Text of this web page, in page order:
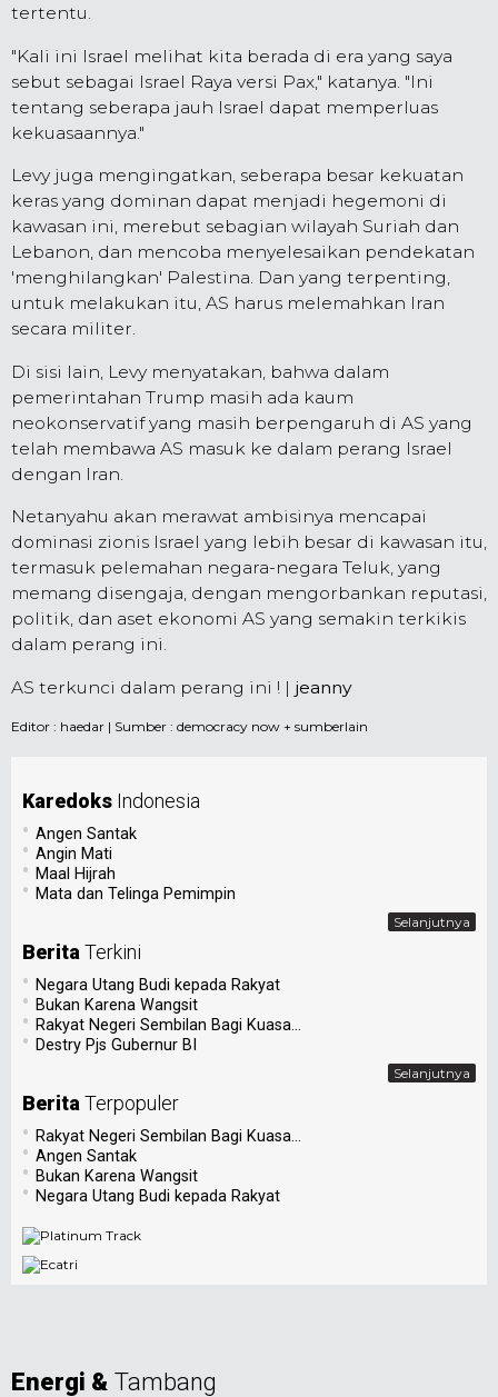
tertentu.
"Kali ini Israel melihat kita berada di era yang saya
sebut sebagai Israel Raya versi Pax," katanya. "Ini
tentang seberapa jauh Israel dapat memperluas
kekuasaannya."
Levy juga mengingatkan, seberapa besar kekuatan
keras yang dominan dapat menjadi hegemoni di
kawasan ini, merebut sebagian wilayah Suriah dan
Lebanon, dan mencoba menyelesaikan pendekatan
'menghilangkan' Palestina. Dan yang terpenting,
untuk melakukan itu, AS harus melemahkan Iran
secara militer.
Di sisi lain, Levy menyatakan, bahwa dalam
pemerintahan Trump masih ada kaum
neokonservatif yang masih berpengaruh di AS yang
telah membawa AS masuk ke dalam perang Israel
dengan Iran.
Netanyahu akan merawat ambisinya mencapai
dominasi zionis Israel yang lebih besar di kawasan itu,
termasuk pelemahan negara-negara Teluk, yang
memang disengaja, dengan mengorbankan reputasi,
politik, dan aset ekonomi AS yang semakin terkikis
dalam perang ini.
AS terkunci dalam perang ini ! | jeanny
Editor : haedar | Sumber : democracy now + sumberlain
Karedoks Indonesia
• Angen Santak
• Angin Mati
• Maal Hijrah
• Mata dan Telinga Pemimpin
Selanjutnya
Berita Terkini
• Negara Utang Budi kepada Rakyat
• Bukan Karena Wangsit
• Rakyat Negeri Sembilan Bagi Kuasa...
• Destry Pjs Gubernur BI
Selanjutnya
Berita Terpopuler
• Rakyat Negeri Sembilan Bagi Kuasa...
• Angen Santak
• Bukan Karena Wangsit
• Negara Utang Budi kepada Rakyat
Energi & Tambang